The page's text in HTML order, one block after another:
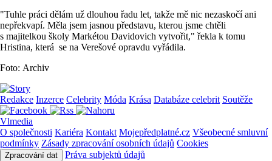
"Tuhle práci dělám už dlouhou řadu let, takže mě nic nezaskočí ani
nepřekvapí. Měla jsem jasnou představu, kterou jsme chtěli
s majitelkou školy Markétou Davidovich vytvořit," řekla k tomu
Hristina, která se na Verešové opravdu vyřádila.
Foto: Archiv
Redakce Inzerce Celebrity Móda Krása Databáze celebrit Soutěže
Vlmedia
O společnosti Kariéra Kontakt Mojepředplatné.cz Všeobecné smluvní
podmínky Zásady zpracování osobních údajů Cookies
Zpracování dat
Práva subjektů údajů